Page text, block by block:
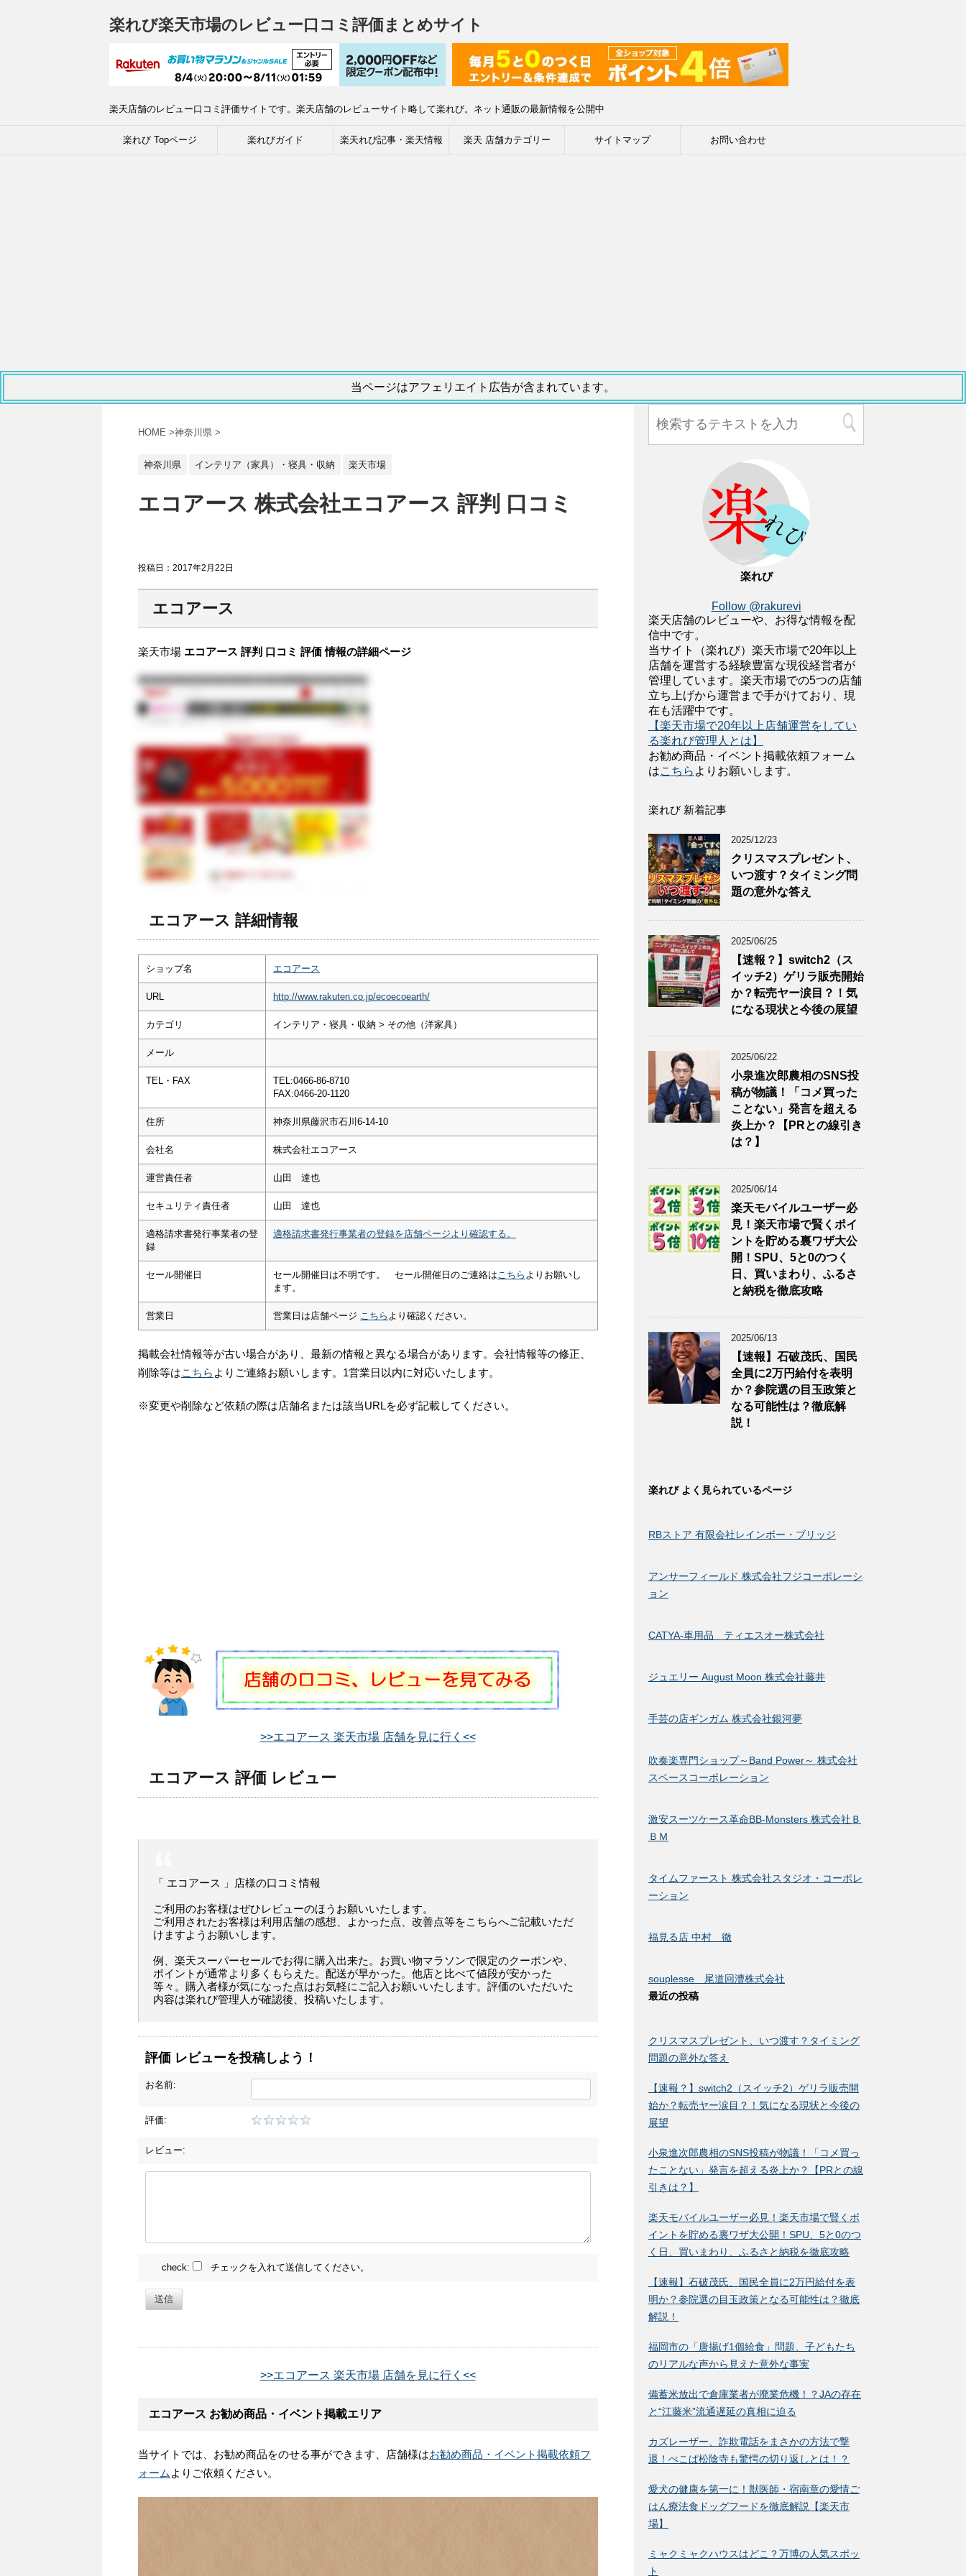
楽れび楽天市場のレビュー口コミ評価まとめサイト
楽天店舗のレビュー口コミ評価サイトです。楽天店舗のレビューサイト略して楽れび。ネット通販の最新情報を公開中
楽れび Topページ 楽れびガイド 楽天れび記事・楽天情報 楽天 店舗カテゴリー サイトマップ お問い合わせ
当ページはアフェリエイト広告が含まれています。
HOME >神奈川県 >
神奈川県 インテリア（家具）・寝具・収納 楽天市場
エコアース 株式会社エコアース 評判 口コミ
投稿日： 2017年2月22日
エコアース
楽天市場 エコアース 評判 口コミ 評価 情報の詳細ページ
エコアース 詳細情報
ショップ名 エコアース
URL http://www.rakuten.co.jp/ecoecoearth/
カテゴリ インテリア・寝具・収納 > その他（洋家具）
メール
TEL・FAX
TEL:0466-86-8710
FAX:0466-20-1120
住所 神奈川県藤沢市石川6-14-10
会社名 株式会社エコアース
運営責任者 山田 達也
セキュリティ責任者 山田 達也
適格請求書発行事業者の登
録
適格請求書発行事業者の登録を店舗ページより確認する。
セール開催日 セール開催日は不明です。 セール開催日のご連絡は こちら よりお願いし
ます。
営業日 営業日は店舗ページ こちら より確認ください。
掲載会社情報等が古い場合があり、最新の情報と異なる場合があります。会社情報等の修正、
削除等はこちら よりご連絡お願いします。1営業日以内に対応いたします。
※変更や削除など依頼の際は店舗名または該当URLを必ず記載してください。
>>エコアース 楽天市場 店舗を見に行く<<
エコアース 評価 レビュー
「 エコアース 」店様の口コミ情報
ご利用のお客様はぜひレビューのほうお願いいたします。
ご利用されたお客様は利用店舗の感想、よかった点、改善点等をこちらへご記載いただ
けますようお願いします。
例、楽天スーパーセールでお得に購入出来た。お買い物マラソンで限定のクーポンや、
ポイントが通常より多くもらえた。配送が早かった。他店と比べて値段が安かった
等々。購入者様が気になった点はお気軽にご記入お願いいたします。評価のいただいた
内容は楽れび管理人が確認後、投稿いたします。
評価 レビューを投稿しよう！
お名前:
評価:
レビュー:
check: チェックを入れて送信してください。
送信
>>エコアース 楽天市場 店舗を見に行く<<
エコアース お勧め商品・イベント掲載エリア
当サイトでは、お勧め商品をのせる事ができます、店舗様はお勧め商品・イベント掲載依頼フ
ォーム よりご依頼ください。
楽れび
Follow @rakurevi
楽天店舗のレビューや、お得な情報を配
信中です。
当サイト（楽れび）楽天市場で20年以上
店舗を運営する経験豊富な現役経営者が
管理しています。楽天市場での5つの店舗
立ち上げから運営まで手がけており、現
在も活躍中です。
【楽天市場で20年以上店舗運営をしてい
る楽れび管理人とは】
お勧め商品・イベント掲載依頼フォーム
はこちら よりお願いします。
楽れび 新着記事
2025/12/23
クリスマスプレゼント、
いつ渡す？タイミング問
題の意外な答え
2025/06/25
【速報？】switch2（ス
イッチ2）ゲリラ販売開始
か？転売ヤー涙目？！気
になる現状と今後の展望
2025/06/22
小泉進次郎農相のSNS投
稿が物議！「コメ買った
ことない」発言を超える
炎上か？【PRとの線引き
は？】
2025/06/14
楽天モバイルユーザー必
見！楽天市場で賢くポイ
ントを貯める裏ワザ大公
開！SPU、5と0のつく
日、買いまわり、ふるさ
と納税を徹底攻略
2025/06/13
【速報】石破茂氏、国民
全員に2万円給付を表明
か？参院選の目玉政策と
なる可能性は？徹底解
説！
楽れび よく見られているページ
RBストア 有限会社レインボー・ブリッジ
アンサーフィールド 株式会社フジコーポレーシ
ョン
CATYA-車用品 ティエスオー株式会社
ジュエリー August Moon 株式会社藤井
手芸の店ギンガム 株式会社銀河夢
吹奏楽専門ショップ～Band Power～ 株式会社
スペースコーポレーション
激安スーツケース革命BB-Monsters 株式会社Ｂ
ＢＭ
タイムファースト 株式会社スタジオ・コーポレ
ーション
福見る店 中村 徹
souplesse 尾道回漕株式会社
最近の投稿
クリスマスプレゼント、いつ渡す？タイミング
問題の意外な答え
【速報？】switch2（スイッチ2）ゲリラ販売開
始か？転売ヤー涙目？！気になる現状と今後の
展望
小泉進次郎農相のSNS投稿が物議！「コメ買っ
たことない」発言を超える炎上か？【PRとの線
引きは？】
楽天モバイルユーザー必見！楽天市場で賢くポ
イントを貯める裏ワザ大公開！SPU、5と0のつ
く日、買いまわり、ふるさと納税を徹底攻略
【速報】石破茂氏、国民全員に2万円給付を表
明か？参院選の目玉政策となる可能性は？徹底
解説！
福岡市の「唐揚げ1個給食」問題、子どもたち
のリアルな声から見えた意外な事実
備蓄米放出で倉庫業者が廃業危機！？JAの存在
と“江藤米”流通遅延の真相に迫る
カズレーザー、詐欺電話をまさかの方法で撃
退！ぺこぱ松陰寺も驚愕の切り返しとは！？
愛犬の健康を第一に！獣医師・宿南章の愛情ご
はん療法食ドッグフードを徹底解説【楽天市
場】
ミャクミャクハウスはどこ？万博の人気スポッ
ト